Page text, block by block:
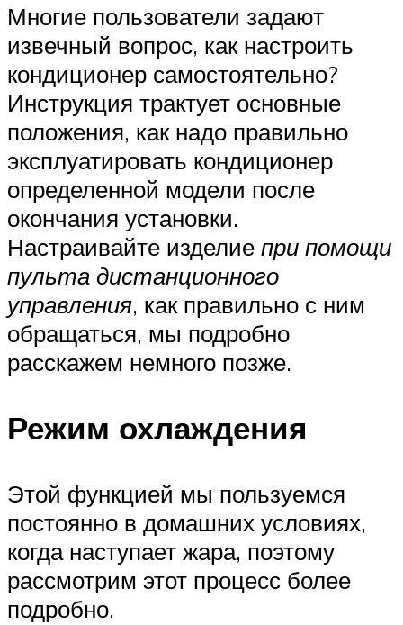
Многие пользователи задают
извечный вопрос, как настроить
кондиционер самостоятельно?
Инструкция трактует основные
положения, как надо правильно
эксплуатировать кондиционер
определенной модели после
окончания установки.
Настраивайте изделие при помощи
пульта дистанционного
управления, как правильно с ним
обращаться, мы подробно
расскажем немного позже.
Режим охлаждения
Этой функцией мы пользуемся
постоянно в домашних условиях,
когда наступает жара, поэтому
рассмотрим этот процесс более
подробно.